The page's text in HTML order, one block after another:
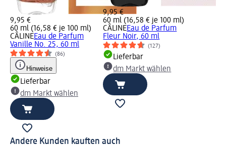
9,95 €
60 ml (16,58 € je 100 ml)
CÂLINEEau de Parfum
Vanille No. 25, 60 ml
(86)
Hinweise
Lieferbar
dm Markt wählen
9,95 €
60 ml (16,58 € je 100 ml)
CÂLINEEau de Parfum
Fleur Noir, 60 ml
(127)
Lieferbar
dm Markt wählen
Andere Kunden kauften auch